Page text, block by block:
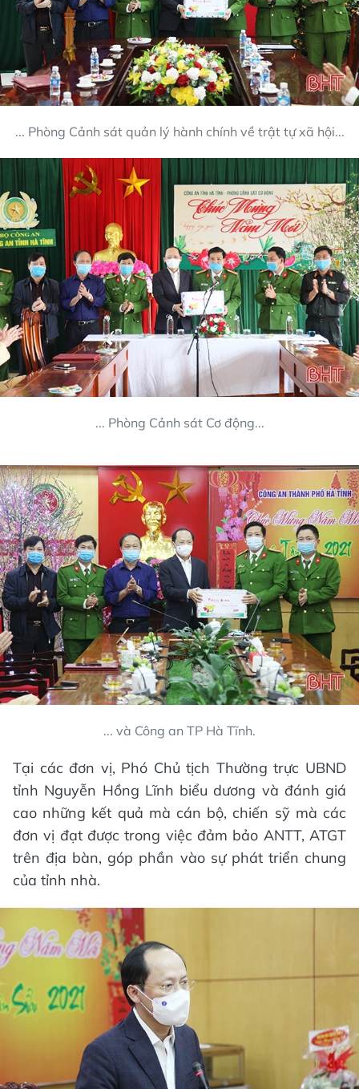
... Phòng Cảnh sát quản lý hành chính về trật tự xã hội...
... Phòng Cảnh sát Cơ động...
... và Công an TP Hà Tĩnh.
Tại các đơn vị, Phó Chủ tịch Thường trực UBND
tỉnh Nguyễn Hồng Lĩnh biểu dương và đánh giá
cao những kết quả mà cán bộ, chiến sỹ mà các
đơn vị đạt được trong việc đảm bảo ANTT, ATGT
trên địa bàn, góp phần vào sự phát triển chung
của tỉnh nhà.